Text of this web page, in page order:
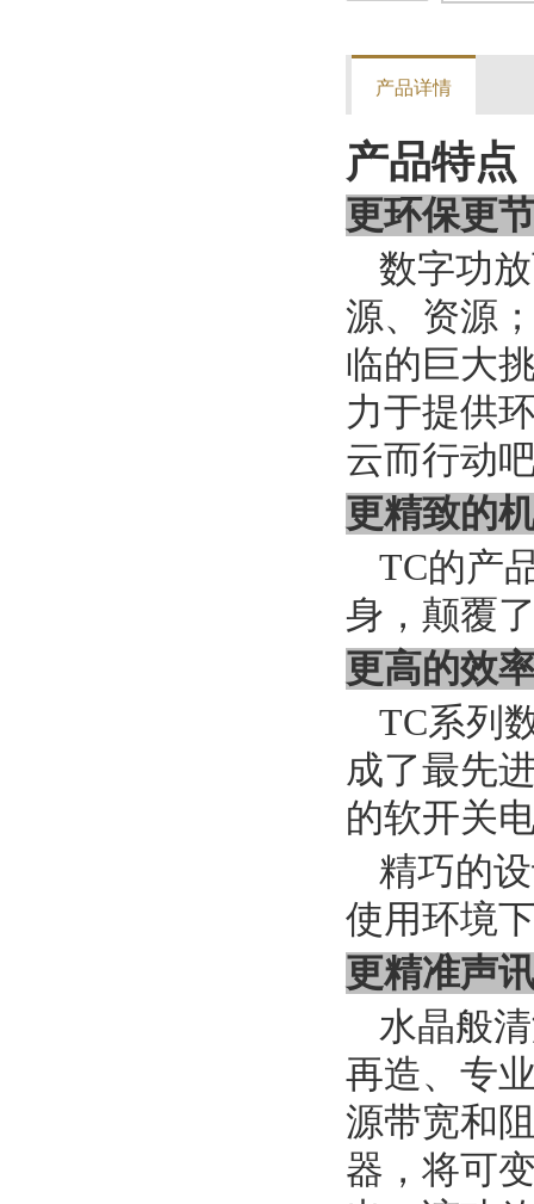
产品详情
产品特点
更环保更
数字功
源、资源
临的巨大
力于提供
云而行动
更精致的
TC的产
身，颠覆
更高的效
TC系列
成了最先
的软开关
精巧的
使用环境
更精准声
水晶般
再造、专
源带宽和
器，将可